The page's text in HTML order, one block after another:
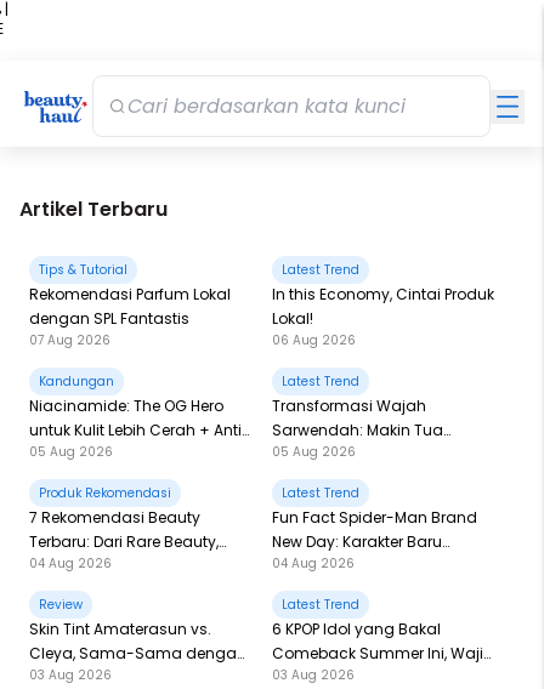
|
Artikel Terbaru
Tips & Tutorial
Rekomendasi Parfum Lokal
dengan SPL Fantastis
07 Aug 2026
Latest Trend
In this Economy, Cintai Produk
Lokal!
06 Aug 2026
Kandungan
Niacinamide: The OG Hero
untuk Kulit Lebih Cerah + Anti
Breakout!
05 Aug 2026
Latest Trend
Transformasi Wajah
Sarwendah: Makin Tua
Semakin Glowing
05 Aug 2026
Produk Rekomendasi
7 Rekomendasi Beauty
Terbaru: Dari Rare Beauty,
Sampai Rhode Skin, Super
Bikin Fomo
04 Aug 2026
Latest Trend
Fun Fact Spider-Man Brand
New Day: Karakter Baru
sampai Andil Jackie Chan!
04 Aug 2026
Review
Skin Tint Amaterasun vs.
Cleya, Sama-Sama dengan
SPF, Mana yang Paling
03 Aug 2026
Latest Trend
6 KPOP Idol yang Bakal
Comeback Summer Ini, Wajib
Stay Tuned!
03 Aug 2026